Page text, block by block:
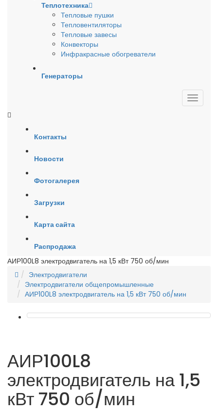
Теплотехника
Тепловые пушки
Тепловентиляторы
Тепловые завесы
Конвекторы
Инфракрасные обогреватели
Генераторы
Контакты
Новости
Фотогалерея
Загрузки
Карта сайта
Распродажа
АИР100L8 электродвигатель на 1,5 кВт 750 об/мин
Электродвигатели
Электродвигатели общепромышленные
АИР100L8 электродвигатель на 1,5 кВт 750 об/мин
АИР100L8
электродвигатель на 1,5
кВт 750 об/мин